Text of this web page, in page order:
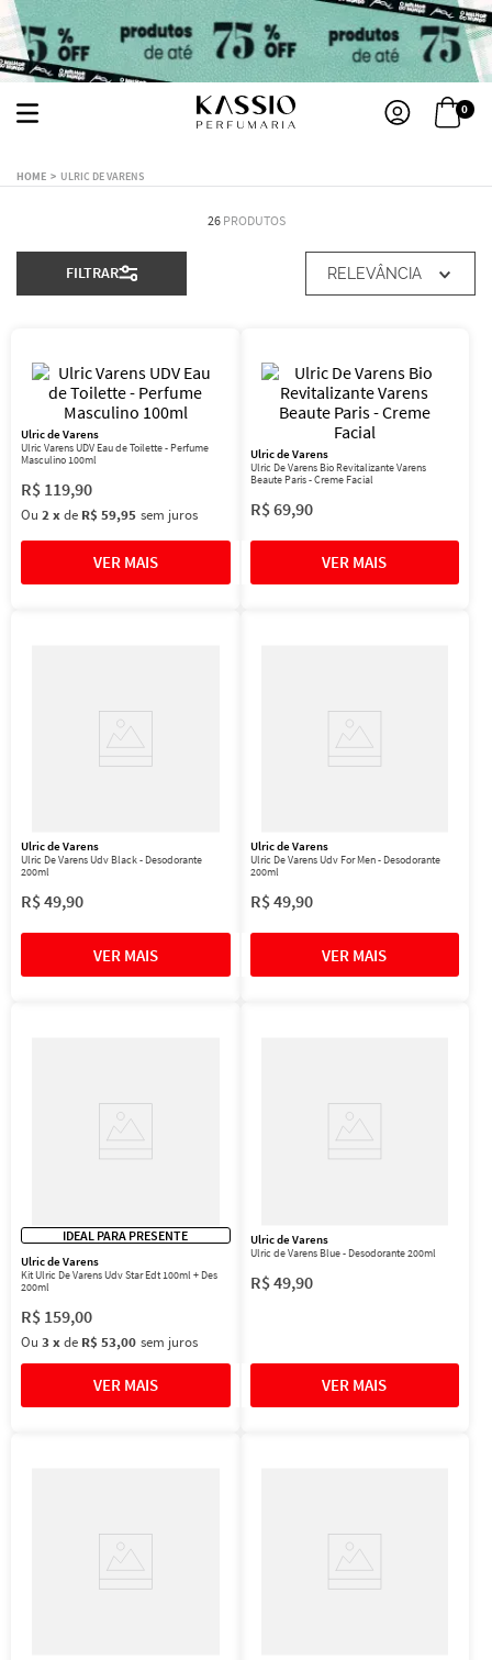
0
ULRIC DE VARENS
26 PRODUTOS
FILTRAR RELEVÂNCIA
Ulric de Varens
Ulric Varens UDV Eau de Toilette - Perfume
Masculino 100ml
R$ 119,90
Ou 2xde R$ 59,95 sem juros
Ulric de Varens
Ulric De Varens Bio Revitalizante Varens
Beaute Paris - Creme Facial
R$69,90
Ulric de Varens
Ulric De Varens Udv Black - Desodorante
200ml
R$49,90
Ulric de Varens
Ulric De Varens Udv For Men - Desodorante
200ml
R$49,90
IDEAL PARA PRESENTE
Ulric de Varens
Kit Ulric De Varens Udv Star Edt 100ml + Des
200ml
R$ 159,00
Ou 3 xde R$ 53,00 sem juros
Ulric de Varens
Ulric de Varens Blue - Desodorante 200ml
R$49,90